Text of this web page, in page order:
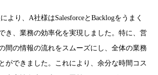
より、A社様はSalesforceとBacklogをうまく
き、業務の効率化を実現しました。特に、営
間の情報の流れをスムーズにし、全体の業務
ができました。これにより、余分な時間コス